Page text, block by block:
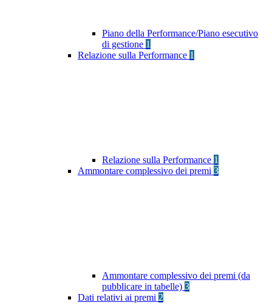
Piano della Performance/Piano esecutivo
di gestione 1
Relazione sulla Performance 1
Relazione sulla Performance 1
Ammontare complessivo dei premi 3
Ammontare complessivo dei premi (da
pubblicare in tabelle) 3
Dati relativi ai premi 2